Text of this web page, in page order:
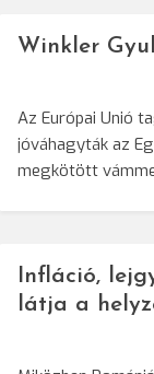
Winkler
Az Európai Unió
jóváhagyták az
megkötött
Infláció,
látja a